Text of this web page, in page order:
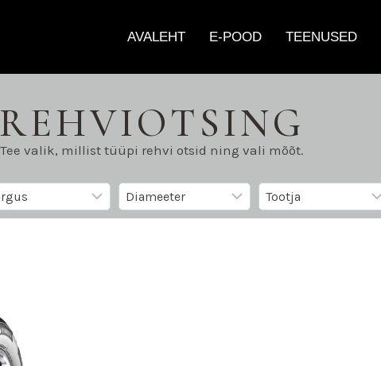
AVALEHT E-POOD TEENUSED
REHVIOTSING
Tee valik, millist tüüpi rehvi otsid ning vali mõõt.